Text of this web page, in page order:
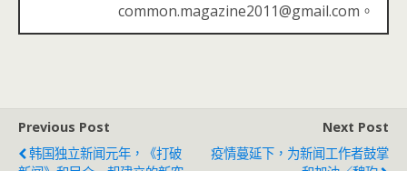
common.magazine2011@gmail.com。
Previous Post
韩国独立新闻元年，《打破
Next Post
疫情蔓延下，为新闻工作者鼓掌